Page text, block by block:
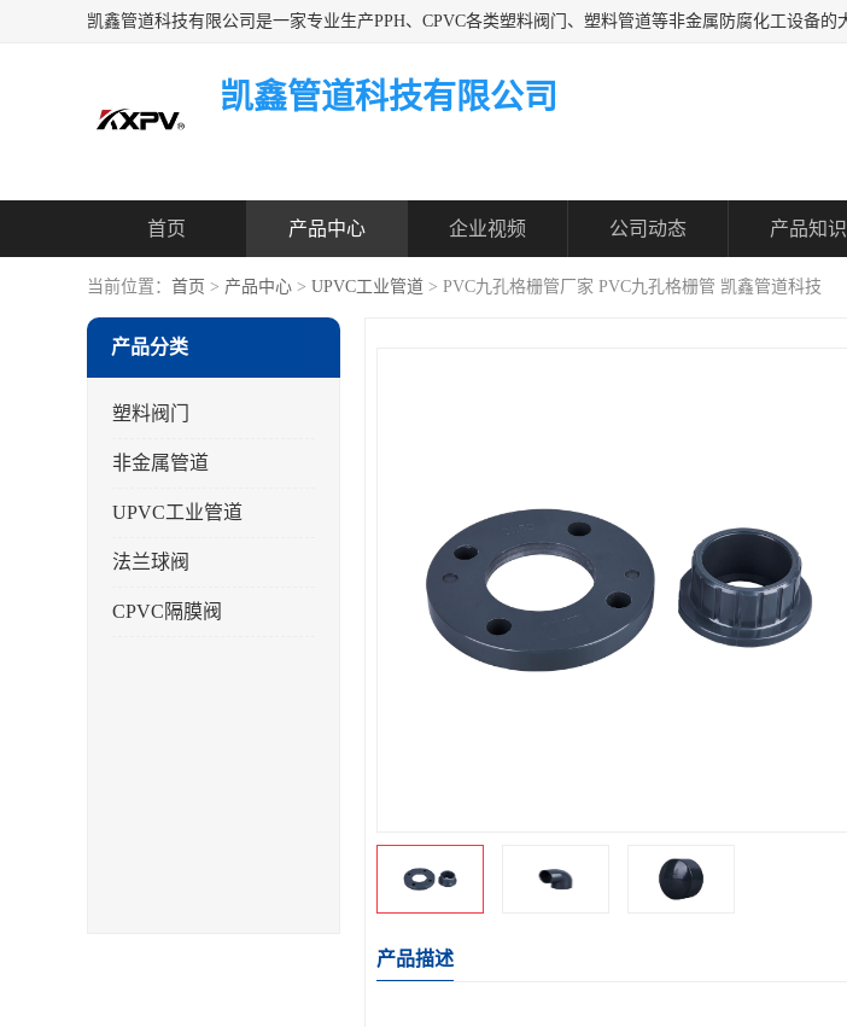
凯鑫管道科技有限公司
首页 产品中心 企业视频 公司动态 产品知识
当前位置： 首页 > 产品中心 > UPVC工业管道 > PVC九孔格栅管厂家 PVC九孔格栅管 凯鑫管道科技
产品分类
塑料阀门
非金属管道
UPVC工业管道
法兰球阀
CPVC隔膜阀
产品描述